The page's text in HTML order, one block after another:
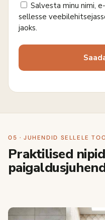
Salvesta minu nimi,
sellesse
jaoks.
05 · JUHENDID SELLELE
Praktilised